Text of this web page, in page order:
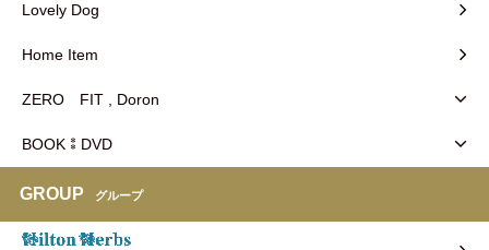
Lovely Dog
Home Item
ZERO FIT , Doron
BOOK⁑DVD
GROUP グループ